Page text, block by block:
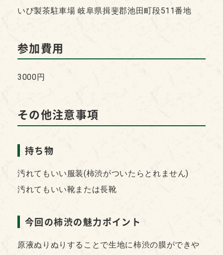
いび製茶駐車場 岐阜県揖斐郡池田町段511番地
参加費用
3000円
その他注意事項
持ち物
汚れてもいい服装(柿渋がついたらとれません)
汚れてもいい靴または長靴
今回の柿渋の魅力ポイント
原液ぬりぬりすることで生地に柿渋の膜ができや